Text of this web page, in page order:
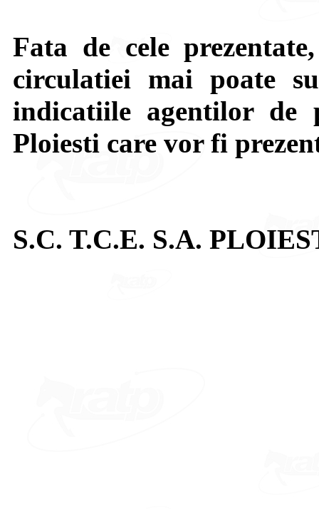
Fata de cele
circulatiei mai poate
indicatiile agentilor
Ploiesti care vor fi
S.C. T.C.E. S.A.